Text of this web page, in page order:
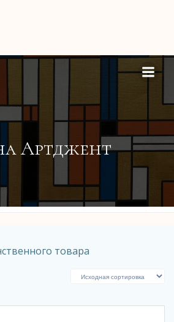
содержимому
Артджент
товара